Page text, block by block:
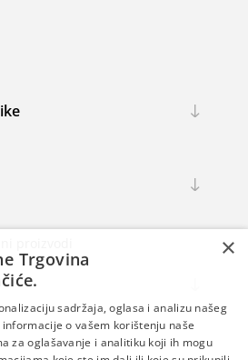
×
Trgovina
sadržaja, oglasa i analizu našeg
o vašem korištenju naše
za oglašavanje i analitiku koji ih mogu